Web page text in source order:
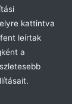
Jog
Jog
kattintva
leírtak
a